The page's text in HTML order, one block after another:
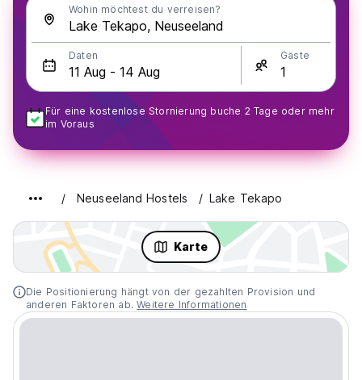
Wohin möchtest du verreisen?
Daten Gäste
Für eine kostenlose Stornierung buche 2 Tage oder mehr
im Voraus
Neuseeland Hostels Lake Tekapo
Karte
Die Positionierung hängt von der gezahlten Provision und
anderen Faktoren ab.Weitere Informationen